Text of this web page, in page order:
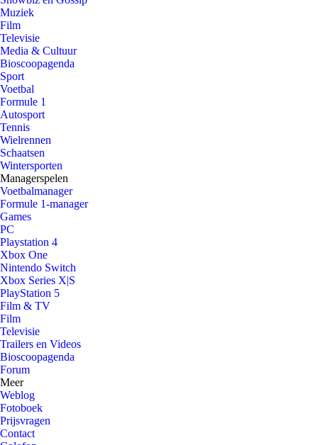
Muziek
Film
Televisie
Media & Cultuur
Bioscoopagenda
Sport
Voetbal
Formule 1
Autosport
Tennis
Wielrennen
Schaatsen
Wintersporten
Managerspelen
Voetbalmanager
Formule 1-manager
Games
PC
Playstation 4
Xbox One
Nintendo Switch
Xbox Series X|S
PlayStation 5
Film & TV
Film
Televisie
Trailers en Videos
Bioscoopagenda
Forum
Meer
Weblog
Fotoboek
Prijsvragen
Contact